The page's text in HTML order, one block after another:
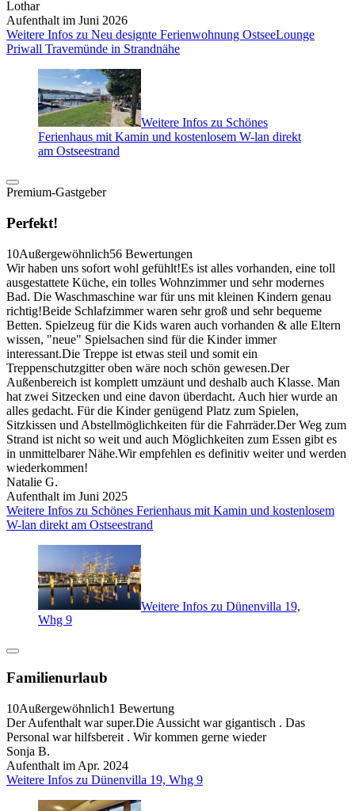
Lothar
Aufenthalt im Juni 2026
Weitere Infos zu Neu designte Ferienwohnung OstseeLounge
Priwall Travemünde in Strandnähe
Weitere Infos zu Schönes
Ferienhaus mit Kamin und kostenlosem W-lan direkt
am Ostseestrand
Premium-Gastgeber
Perfekt!
10Außergewöhnlich56 Bewertungen
Wir haben uns sofort wohl gefühlt!Es ist alles vorhanden, eine toll
ausgestattete Küche, ein tolles Wohnzimmer und sehr modernes
Bad. Die Waschmaschine war für uns mit kleinen Kindern genau
richtig!Beide Schlafzimmer waren sehr groß und sehr bequeme
Betten. Spielzeug für die Kids waren auch vorhanden & alle Eltern
wissen, "neue" Spielsachen sind für die Kinder immer
interessant.Die Treppe ist etwas steil und somit ein
Treppenschutzgitter oben wäre noch schön gewesen.Der
Außenbereich ist komplett umzäunt und deshalb auch Klasse. Man
hat zwei Sitzecken und eine davon überdacht. Auch hier wurde an
alles gedacht. Für die Kinder genügend Platz zum Spielen,
Sitzkissen und Abstellmöglichkeiten für die Fahrräder.Der Weg zum
Strand ist nicht so weit und auch Möglichkeiten zum Essen gibt es
in unmittelbarer Nähe.Wir empfehlen es definitiv weiter und werden
wiederkommen!
Natalie G.
Aufenthalt im Juni 2025
Weitere Infos zu Schönes Ferienhaus mit Kamin und kostenlosem
W-lan direkt am Ostseestrand
Weitere Infos zu Dünenvilla 19,
Whg 9
Familienurlaub
10Außergewöhnlich1 Bewertung
Der Aufenthalt war super.Die Aussicht war gigantisch . Das
Personal war hilfsbereit . Wir kommen gerne wieder
Sonja B.
Aufenthalt im Apr. 2024
Weitere Infos zu Dünenvilla 19, Whg 9